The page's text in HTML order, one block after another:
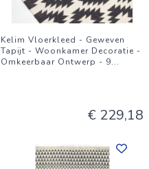
Kelim Vloerkleed - Geweven
Tapijt - Woonkamer Decoratie -
Omkeerbaar Ontwerp - 9...
€ 229,18